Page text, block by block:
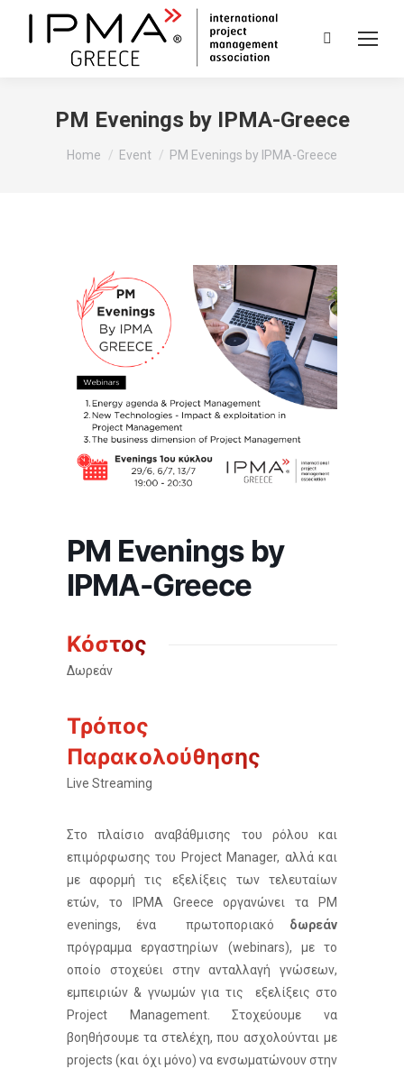
Search:
PM Evenings by IPMA-Greece
You are here:
Home Event PM Evenings by IPMA-Greece
PM Evenings by
IPMA-Greece
Κόστος
Δωρεάν
Τρόπος
Παρακολούθησης
Live Streaming
Στο πλαίσιο αναβάθμισης του ρόλου και
επιμόρφωσης του Project Manager, αλλά και
με αφορμή τις εξελίξεις των τελευταίων
ετών, το IPMA Greece οργανώνει τα PM
evenings, ένα πρωτοποριακό δωρεάν
πρόγραμμα εργαστηρίων (webinars), με το
οποίο στοχεύει στην ανταλλαγή γνώσεων,
εμπειριών & γνωμών για τις εξελίξεις στο
Project Management. Στοχεύουμε να
βοηθήσουμε τα στελέχη, που ασχολούνται με
projects (και όχι μόνο) να ενσωματώνουν στην